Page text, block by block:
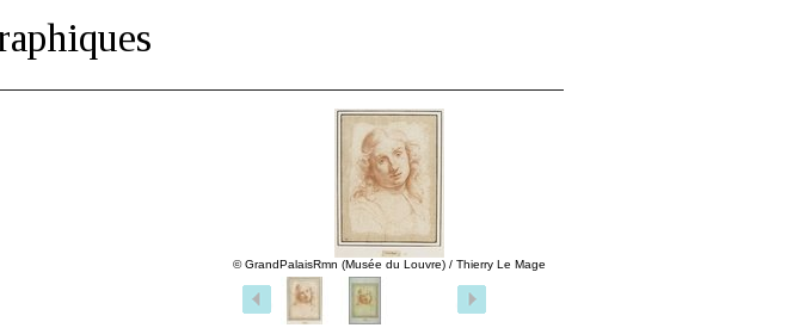
© GrandPalaisRmn (Musée du Louvre) / Thierry Le Mage